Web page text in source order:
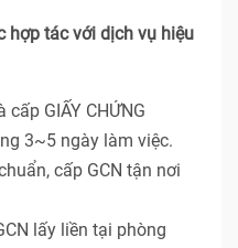
hợp tác với dịch vụ hiệu
GIẤY CHỨNG
3~5 ngày làm việc.
cấp GCN tận nơi
lấy liền tại phòng